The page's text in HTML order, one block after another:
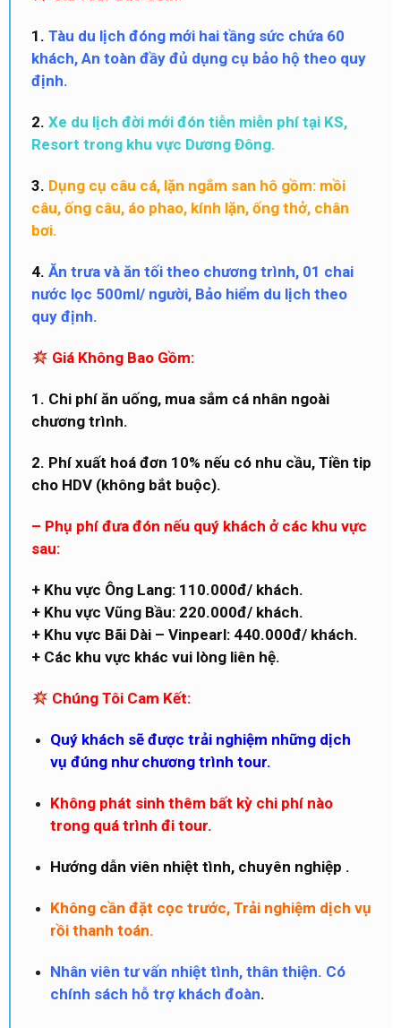
1. Tàu du lịch đóng mới hai tầng sức chứa 60
khách, An toàn đầy đủ dụng cụ bảo hộ theo quy
định.
2. Xe du lịch đời mới đón tiễn miễn phí tại KS,
Resort trong khu vực Dương Đông.
3. Dụng cụ câu cá, lặn ngắm san hô gồm: mồi
câu, ống câu, áo phao, kính lặn, ống thở, chân
bơi.
4. Ăn trưa và ăn tối theo chương trình, 01 chai
nước lọc 500ml/ người, Bảo hiểm du lịch theo
quy định.
Giá Không Bao Gồm:
1. Chi phí ăn uống, mua sắm cá nhân ngoài
chương trình.
2. Phí xuất hoá đơn 10% nếu có nhu cầu, Tiền tip
cho HDV (không bắt buộc).
– Phụ phí đưa đón nếu quý khách ở các khu vực
sau:
+ Khu vực Ông Lang: 110.000đ/ khách.
+ Khu vực Vũng Bầu: 220.000đ/ khách.
+ Khu vực Bãi Dài – Vinpearl: 440.000đ/ khách.
+ Các khu vực khác vui lòng liên hệ.
Chúng Tôi Cam Kết:
Quý khách sẽ được trải nghiệm những dịch
vụ đúng như chương trình tour.
Không phát sinh thêm bất kỳ chi phí nào
trong quá trình đi tour.
Hướng dẫn viên nhiệt tình, chuyên nghiệp .
Không cần đặt cọc trước, Trải nghiệm dịch vụ
rồi thanh toán.
Nhân viên tư vấn nhiệt tình, thân thiện. Có
chính sách hỗ trợ khách đoàn.